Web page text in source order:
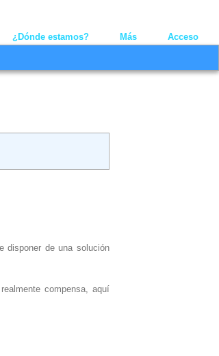
¿Dónde estamos? Más Acceso
disponer de una solución
realmente compensa, aquí